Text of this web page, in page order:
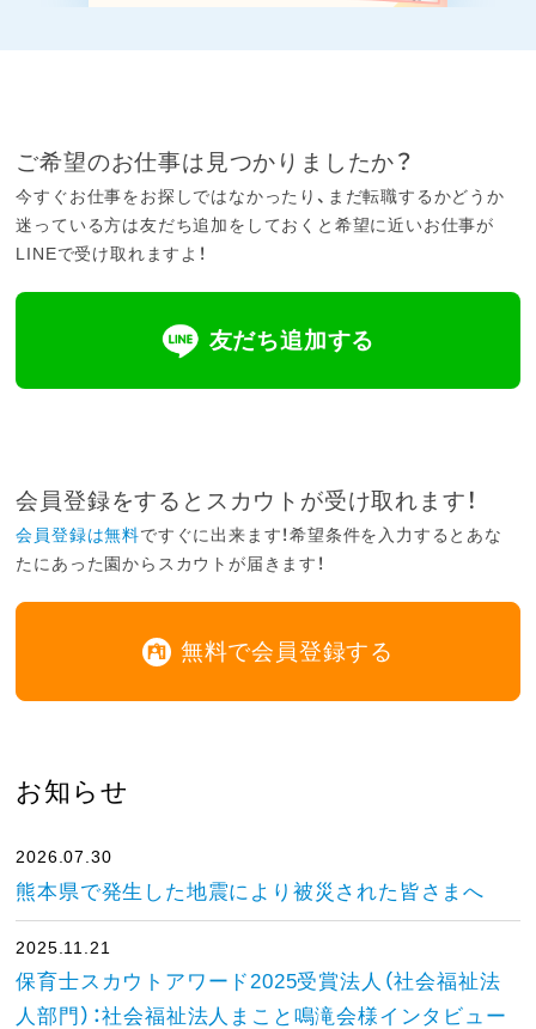
ご希望のお仕事は見つかりましたか？
今すぐお仕事をお探しではなかったり、まだ転職するかどうか
迷っている方は友だち追加をしておくと希望に近いお仕事が
LINEで受け取れますよ！
友だち追加する
会員登録をするとスカウトが受け取れます！
会員登録は無料ですぐに出来ます！希望条件を入力するとあな
たにあった園からスカウトが届きます！
無料で会員登録する
お知らせ
2026.07.30
熊本県で発生した地震により被災された皆さまへ
2025.11.21
保育士スカウトアワード2025受賞法人（社会福祉法
人部門）：社会福祉法人まこと鳴滝会様インタビュー